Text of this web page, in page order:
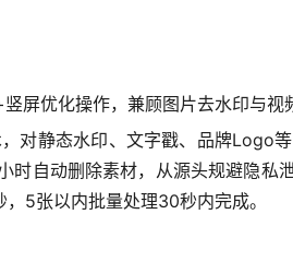
屏优化操作，兼顾图片去水印与视
对静态水印、文字戳、品牌Logo
时自动删除素材，从源头规避隐
5张以内批量处理30秒内完成。